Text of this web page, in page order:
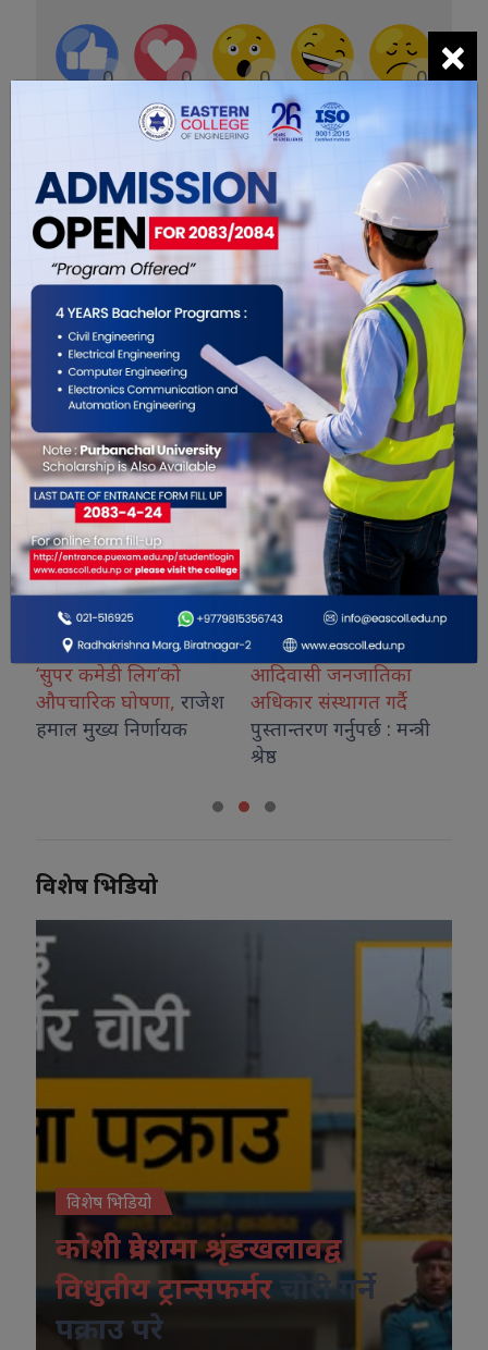
0 0 0 0 0
सम्बंधित खबरहरु
‘सुपर कमेडी लिग’को
औपचारिक घोषणा, राजेश
हमाल मुख्य निर्णायक
आदिवासी जनजातिका
अधिकार संस्थागत गर्दै
पुस्तान्तरण गर्नुपर्छ : मन्त्री
श्रेष्ठ
विशेष भिडियो
विशेष भिडियो
कोशी प्रदेशमा श्रृंङखलावद्व
विधुतीय ट्रान्सफर्मर
चोरी गर्ने
पक्राउ परे
×